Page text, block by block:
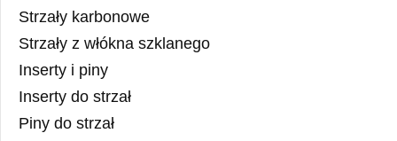
Strzały karbonowe
Strzały z włókna szklanego
Inserty i piny
Inserty do strzał
Piny do strzał